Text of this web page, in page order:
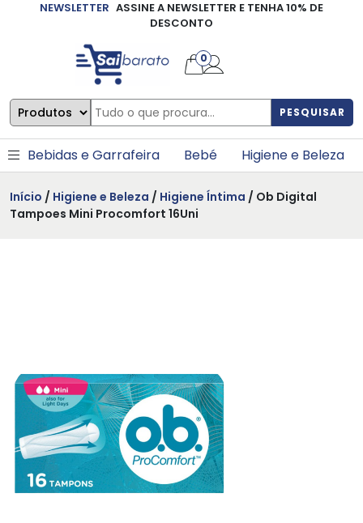
NEWSLETTER ASSINE A NEWSLETTER E TENHA 10% DE
DESCONTO
PESQUISAR
0
Bebidas e Garrafeira Bebé Higiene e Beleza
Início / Higiene e Beleza / Higiene Íntima / Ob Digital
Tampoes Mini Procomfort 16Uni